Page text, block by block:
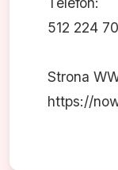
512 224
Strona
https://